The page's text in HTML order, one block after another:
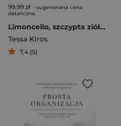
99,99 zł - sugerowana cena
detaliczna
Limoncello, szczypta ziół i pieprzu Przepis na włoskie życie
Tessa Kiros
7,4 (5)